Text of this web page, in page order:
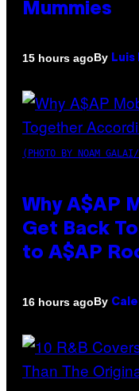
Mummies
15 hours agoBy Luis
(PHOTO BY NOAM
Why A$AP
Get Back
to A$AP
16 hours agoBy